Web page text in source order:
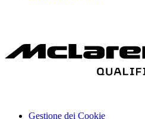
Gestione dei Cookie